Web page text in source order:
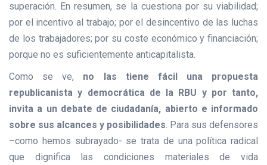
superación. En resumen, se la cuestiona por su viabilidad;
por el incentivo al trabajo; por el desincentivo de las luchas
de los trabajadores; por su coste económico y financiación;
porque no es suficientemente anticapitalista.
Como se ve, no las tiene fácil una propuesta
republicanista y democrática de la RBU y por tanto,
invita a un debate de ciudadanía, abierto e informado
sobre sus alcances y posibilidades. Para sus defensores
–como hemos subrayado- se trata de una política radical
que dignifica las condiciones materiales de vida